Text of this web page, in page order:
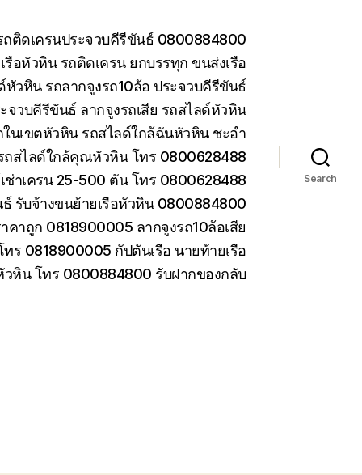
ติดเครนประจวบคีรีขันธ์ 0800884800
รือหัวหิน รถติดเครน ยกบรรทุก ขนส่งเรือ
หัวหิน รถลากจูงรถ10ล้อ ประจวบคีรีขันธ์
จวบคีรีขันธ์ ลากจูงรถเสีย รถสไลด์หัวหิน
ในเขตหัวหิน รถสไลด์ใกล้ฉันหัวหิน ชะอำ
ถสไลด์ใกล้คุณหัวหิน โทร 0800628488
ช่าเครน 25-500 ตัน โทร 0800628488
ธ์ รับจ้างขนย้ายเรือหัวหิน 0800884800
คาถูก 0818900005 ลากจูงรถ10ล้อเสีย
ร 0818900005 กัปตันเรือ นายท้ายเรือ
วหิน โทร 0800884800 รับฝากของกลับ
Search